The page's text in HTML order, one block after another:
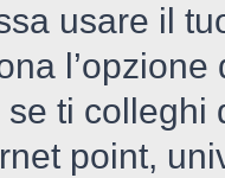
usare il
ti
point,